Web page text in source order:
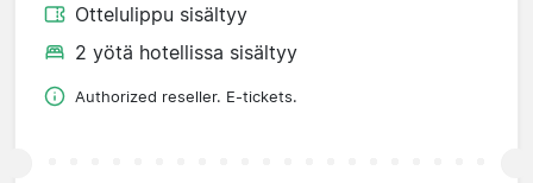
Ottelulippu sisältyy
2 yötä hotellissa sisältyy
Authorized reseller. E-tickets.